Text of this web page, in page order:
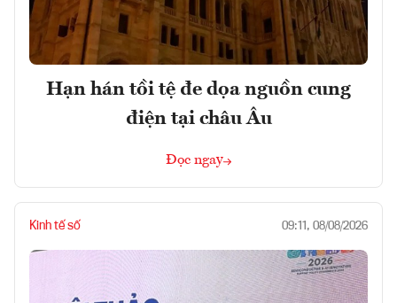
Hạn hán tồi tệ đe dọa nguồn cung
điện tại châu Âu
Đọc ngay
Kinh tế số 09:11, 08/08/2026